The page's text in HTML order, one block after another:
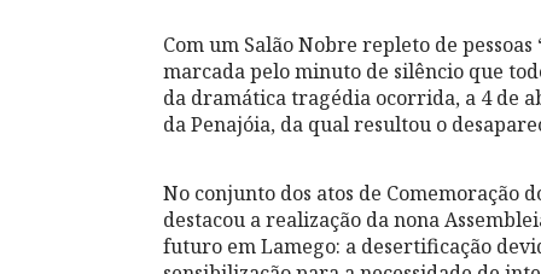
Com um Salão Nobre repleto de
marcada pelo minuto de silêncio que
da dramática tragédia ocorrida, a 4 de
da Penajóia, da qual resultou o
No conjunto dos atos de Comemoração
destacou a realização da nona
futuro em Lamego: a desertificação